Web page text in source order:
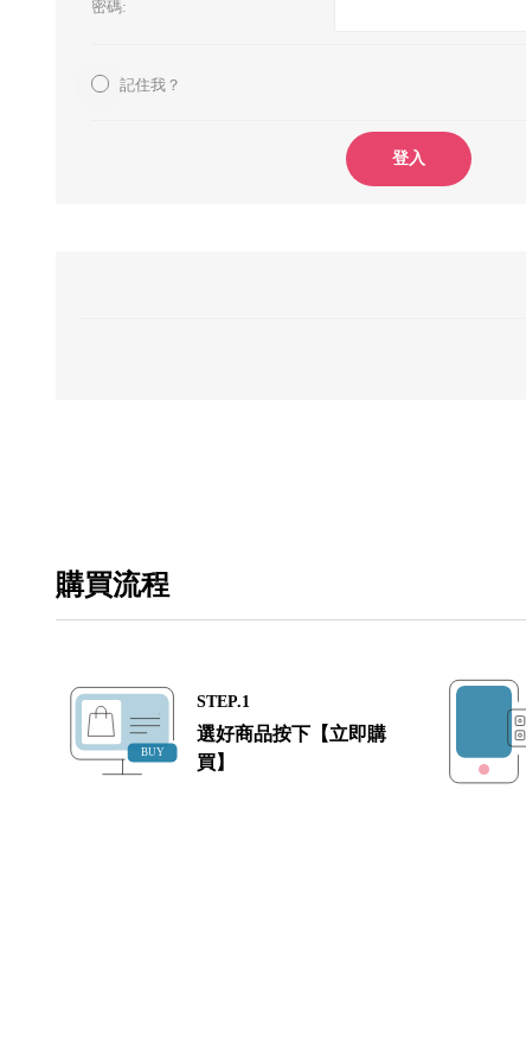
密碼:
記住我？
登入
購買流程
STEP.1
選好商品按下【立即購
買】